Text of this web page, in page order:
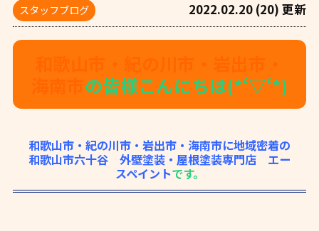
スタッフブログ 2022.02.20 (20) 更新
の皆様こんにちは(*‘▽‘*)
和歌山市・紀の川市・岩出市・海南市に地域密着の
和歌山市六十谷 外壁塗装・屋根塗装専門店 エー
スペイントです。